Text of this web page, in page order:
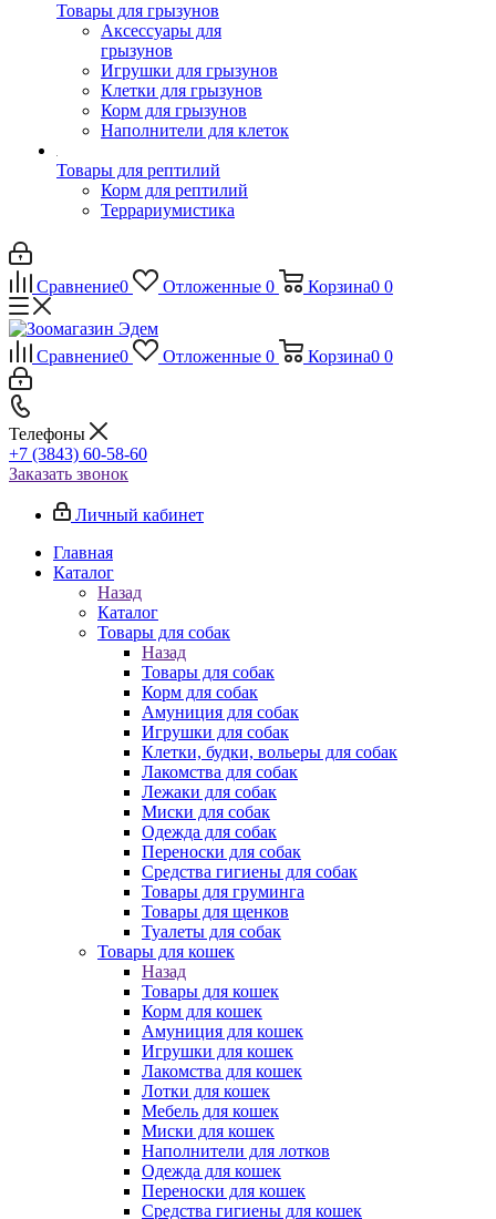
Товары для грызунов
Аксессуары для
грызунов
Игрушки для грызунов
Клетки для грызунов
Корм для грызунов
Наполнители для клеток
Товары для рептилий
Корм для рептилий
Террариумистика
Сравнение0 Отложенные 0 Корзина0 0
Сравнение0 Отложенные 0 Корзина0 0
Телефоны
+7 (3843) 60-58-60
Заказать звонок
Личный кабинет
Главная
Каталог
Назад
Каталог
Товары для собак
Назад
Товары для собак
Корм для собак
Амуниция для собак
Игрушки для собак
Клетки, будки, вольеры для собак
Лакомства для собак
Лежаки для собак
Миски для собак
Одежда для собак
Переноски для собак
Средства гигиены для собак
Товары для груминга
Товары для щенков
Туалеты для собак
Товары для кошек
Назад
Товары для кошек
Корм для кошек
Амуниция для кошек
Игрушки для кошек
Лакомства для кошек
Лотки для кошек
Мебель для кошек
Миски для кошек
Наполнители для лотков
Одежда для кошек
Переноски для кошек
Средства гигиены для кошек